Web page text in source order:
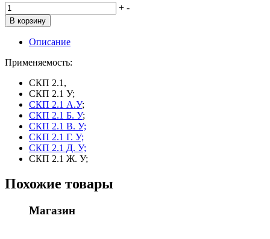
Количество
товара
Звездочка
СКП
+ -
В корзину
Описание
Применяемость:
СКП 2.1,
СКП 2.1 У;
СКП 2.1 А.У;
СКП 2.1 Б. У;
СКП 2.1 В. У;
СКП 2.1 Г. У;
СКП 2.1 Д. У;
СКП 2.1 Ж. У;
Похожие товары
Магазин